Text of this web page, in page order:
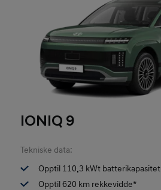
IONIQ 9
Tekniske data:
Opptil 110,3 kWt batterikapasitet
Opptil 620 km rekkevidde*